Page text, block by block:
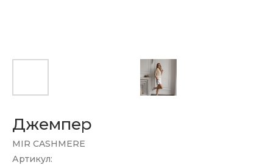
Джемпер
MIR CASHMERE
Артикул: